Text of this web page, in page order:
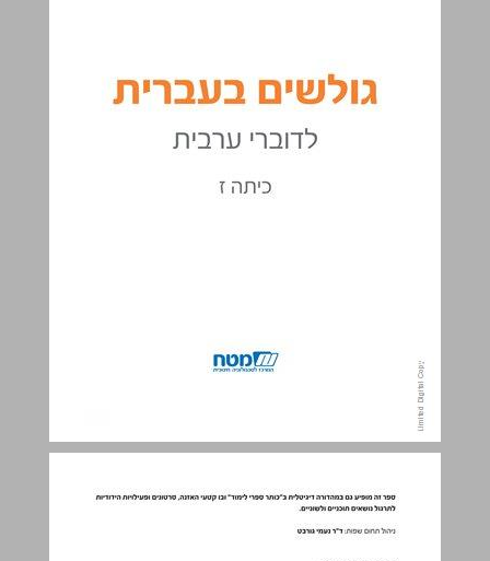
תוכן העניינים ... 3